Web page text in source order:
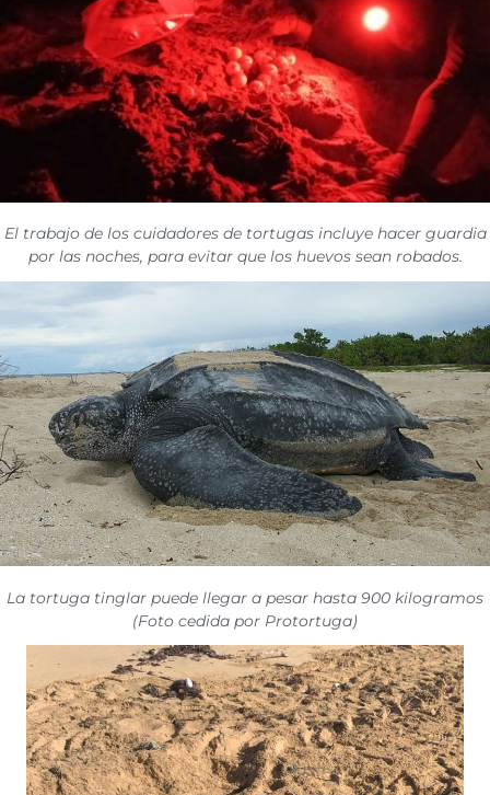
El trabajo de los cuidadores de tortugas incluye hacer guardia
por las noches, para evitar que los huevos sean robados.
La tortuga tinglar puede llegar a pesar hasta 900 kilogramos
(Foto cedida por Protortuga)